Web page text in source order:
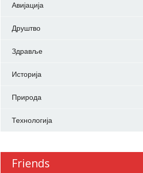
Авијација
Друштво
Здравље
Историја
Природа
Технологија
Friends